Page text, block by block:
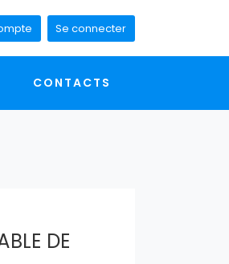
Se connecter
CONTACTS
DE